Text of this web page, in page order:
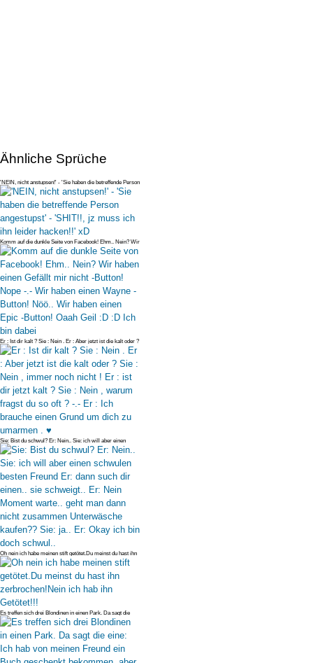
Ähnliche Sprüche
'NEIN, nicht anstupsen!' - 'Sie haben die betreffende Person
angestupst
Komm auf die dunkle Seite von Facebook! Ehm.. Nein? Wir
haben einen Gefä
Er : Ist dir kalt ? Sie : Nein . Er : Aber jetzt ist die kalt oder ?
Sie
Sie: Bist du schwul? Er: Nein.. Sie: ich will aber einen
schwulen best
Oh nein ich habe meinen stift getötet.Du meinst du hast ihn
zerbrochen!N
Es treffen sich drei Blondinen in einen Park. Da sagt die
eine: Ich hab